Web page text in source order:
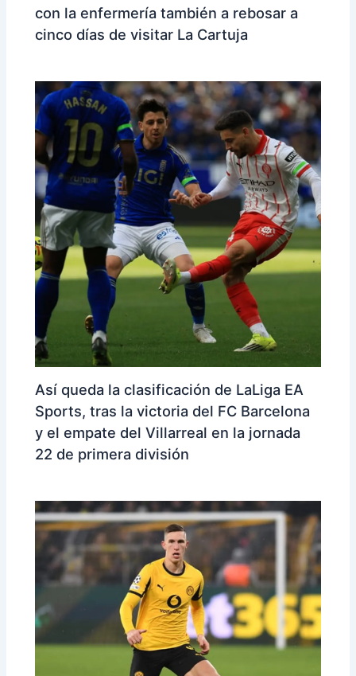
con la enfermería también a rebosar a
cinco días de visitar La Cartuja
Así queda la clasificación de LaLiga EA
Sports, tras la victoria del FC Barcelona
y el empate del Villarreal en la jornada
22 de primera división